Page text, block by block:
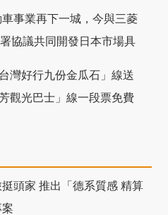
事業再下一城，今與三菱
協議共同開發日本市場具
灣好行九份金瓜石」線送
觀光巴士」線一段票免費
頭家 推出「德系質感 精算